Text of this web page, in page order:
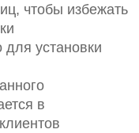
чтобы избежать
установки
в